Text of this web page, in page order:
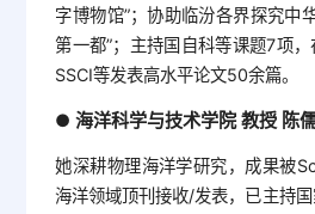
字博物馆”；协助临汾各界探究中
第一都”；主持国自科等课题7项
SSCI等发表高水平论文50余篇。
●海洋科学与技术学院 教授 陈
她深耕物理海洋学研究，成果被
海洋领域顶刊接收/发表，已主持